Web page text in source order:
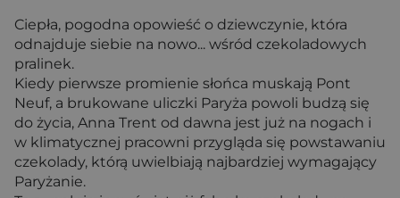
Ciepła, pogodna opowieść o dziewczynie, która
odnajduje siebie na nowo... wśród czekoladowych
pralinek.
Kiedy pierwsze promienie słońca muskają Pont
Neuf, a brukowane uliczki Paryża powoli budzą się
do życia, Anna Trent od dawna jest już na nogach i
w klimatycznej pracowni przygląda się powstawaniu
czekolady, którą uwielbiają najbardziej wymagający
Paryżanie.